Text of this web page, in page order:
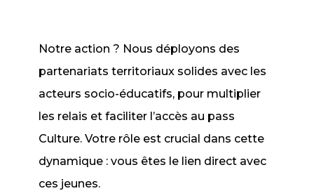
Notre action ? Nous déployons des
partenariats territoriaux solides avec les
acteurs socio-éducatifs, pour multiplier
les relais et faciliter l’accès au pass
Culture. Votre rôle est crucial dans cette
dynamique : vous êtes le lien direct avec
ces jeunes.